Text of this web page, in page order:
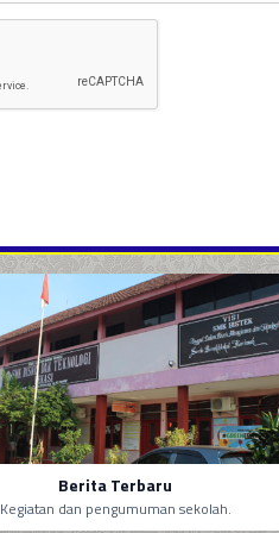
Berita Terbaru
Kegiatan dan pengumuman sekolah.